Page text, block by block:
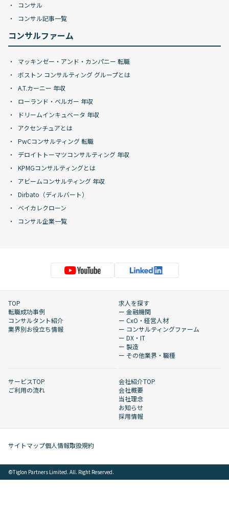
コンサル
コンサル記事一覧
コンサルファーム
マッキンゼー・アンド・カンパニー 転職
ボストン コンサルティング グループとは
A.T.カーニー 年収
ローランド・ベルガー 年収
ドリームインキュベータ 年収
アクセンチュアとは
PwCコンサルティング 転職
デロイトトーマツコンサルティング 年収
KPMGコンサルティングとは
アビームコンサルティング 年収
Dirbato（ディルバート）
ベイカレクローン
コンサル企業一覧
TOP
転職成功事例
コンサルタント紹介
業界別お役立ち情報
求人を探す
ー 金融機関
ー CxO・経営人材
ー コンサルティングファーム
ー DX・IT
ー 製造
ー その他業界・職種
サービスTOP
ご利用の流れ
会社紹介TOP
会社概要
当社理念
お知らせ
採用情報
サイトマップ個人情報取扱規約
©︎Tiglon Partners Limited. All. Right Reserved.